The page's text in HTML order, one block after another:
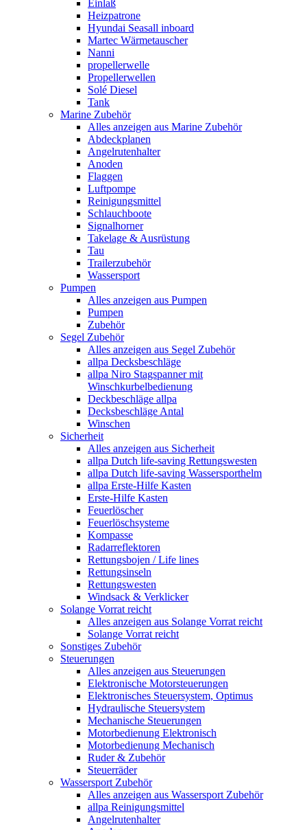
Einlaß
Heizpatrone
Hyundai Seasall inboard
Martec Wärmetauscher
Nanni
propellerwelle
Propellerwellen
Solé Diesel
Tank
Marine Zubehör
Alles anzeigen aus Marine Zubehör
Abdeckplanen
Angelrutenhalter
Anoden
Flaggen
Luftpompe
Reinigungsmittel
Schlauchboote
Signalhorner
Takelage & Ausrüstung
Tau
Trailerzubehör
Wassersport
Pumpen
Alles anzeigen aus Pumpen
Pumpen
Zubehör
Segel Zubehör
Alles anzeigen aus Segel Zubehör
allpa Decksbeschläge
allpa Niro Stagspanner mit
Winschkurbelbedienung
Deckbeschläge allpa
Decksbeschläge Antal
Winschen
Sicherheit
Alles anzeigen aus Sicherheit
allpa Dutch life-saving Rettungswesten
allpa Dutch life-saving Wassersporthelm
allpa Erste-Hilfe Kasten
Erste-Hilfe Kasten
Feuerlöscher
Feuerlöschsysteme
Kompasse
Radarreflektoren
Rettungsbojen / Life lines
Rettungsinseln
Rettungswesten
Windsack & Verklicker
Solange Vorrat reicht
Alles anzeigen aus Solange Vorrat reicht
Solange Vorrat reicht
Sonstiges Zubehör
Steuerungen
Alles anzeigen aus Steuerungen
Elektronische Motorsteuerungen
Elektronisches Steuersystem, Optimus
Hydraulische Steuersystem
Mechanische Steuerungen
Motorbedienung Elektronisch
Motorbedienung Mechanisch
Ruder & Zubehör
Steuerräder
Wassersport Zubehör
Alles anzeigen aus Wassersport Zubehör
allpa Reinigungsmittel
Angelrutenhalter